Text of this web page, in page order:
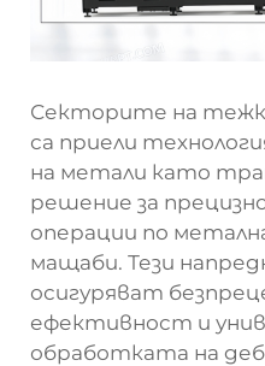
Секторите на
са приели
на метали като
решение за
операции по
мащаби. Тези
осигуряват
ефективност и
обработката на